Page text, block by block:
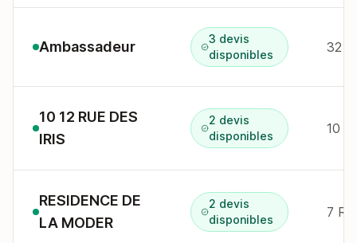
Ambassadeur
3 devis
disponibles
32 r
10 12 RUE DES
IRIS
2 devis
disponibles
10 r
RESIDENCE DE
LA MODER
2 devis
disponibles